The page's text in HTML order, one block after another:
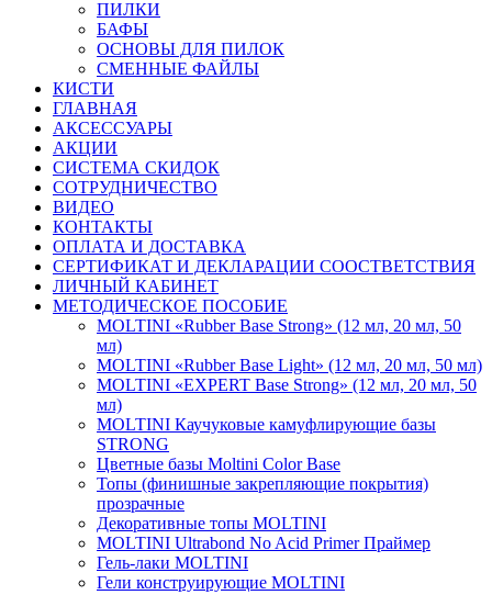
ПИЛКИ
БАФЫ
ОСНОВЫ ДЛЯ ПИЛОК
СМЕННЫЕ ФАЙЛЫ
КИСТИ
ГЛАВНАЯ
АКСЕССУАРЫ
АКЦИИ
СИСТЕМА СКИДОК
СОТРУДНИЧЕСТВО
ВИДЕО
КОНТАКТЫ
ОПЛАТА И ДОСТАВКА
СЕРТИФИКАТ И ДЕКЛАРАЦИИ СООСТВЕТСТВИЯ
ЛИЧНЫЙ КАБИНЕТ
МЕТОДИЧЕСКОЕ ПОСОБИЕ
MOLTINI «Rubber Base Strong» (12 мл, 20 мл, 50
мл)
MOLTINI «Rubber Base Light» (12 мл, 20 мл, 50 мл)
MOLTINI «EXPERT Base Strong» (12 мл, 20 мл, 50
мл)
MOLTINI Каучуковые камуфлирующие базы
STRONG
Цветные базы Moltini Color Base
Топы (финишные закрепляющие покрытия)
прозрачные
Декоративные топы MOLTINI
MOLTINI Ultrabond No Acid Primer Праймер
Гель-лаки MOLTINI
Гели конструирующие MOLTINI